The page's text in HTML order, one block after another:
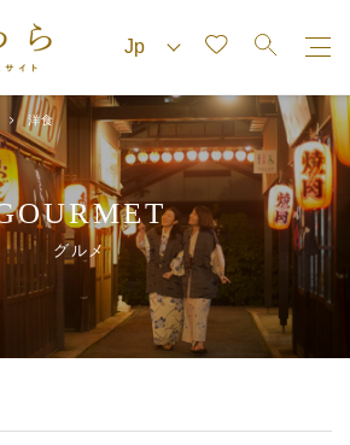
洋食
グルメ